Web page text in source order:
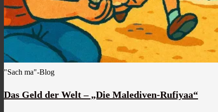
"Sach ma"-Blog
Das Geld der Welt – „Die Malediven-Rufiyaa“